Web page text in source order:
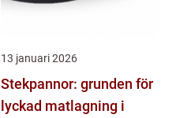
13 januari 2026
Stekpannor: grunden för
lyckad matlagning i